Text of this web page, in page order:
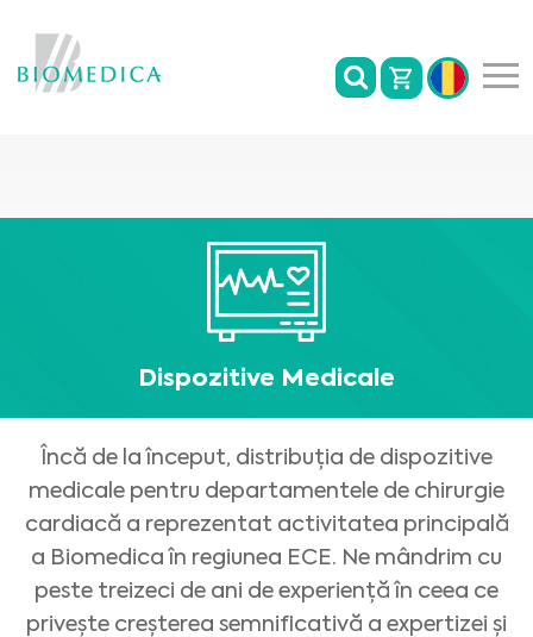
Dispozitive Medicale
Încă de la început, distribuția de dispozitive
medicale pentru departamentele de chirurgie
cardiacă a reprezentat activitatea principală
a Biomedica în regiunea ECE. Ne mândrim cu
peste treizeci de ani de experiență în ceea ce
privește creșterea semnificativă a expertizei și